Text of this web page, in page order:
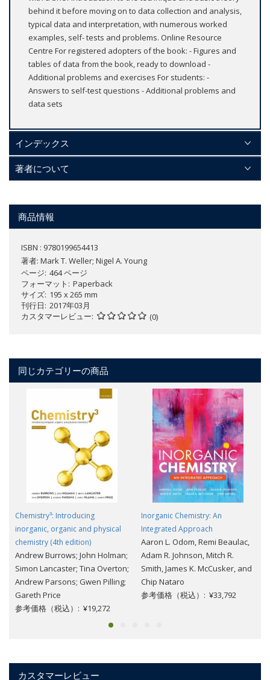
behind it before moving on to data collection and analysis,
typical data and interpretation, with numerous worked
examples, self- tests and problems. Online Resource
Centre For registered adopters of the book: - Figures and
tables of data from the book, ready to download -
Additional problems and exercises For students: -
Answers to self-test questions - Additional problems and
data sets
インデックス
著者について
商品情報
ISBN : 9780199654413
著者: Mark T. Weller; Nigel A. Young
ページ 464 ページ
フォーマット
Paperback
サイズ 195 x 265 mm
刊行日 2017年03月
カスタマーレビュー
(0)
同じカテゴリーの商品
Chemistry³: Introducing
inorganic, organic and physical
chemistry (4th edition)
Andrew Burrows; John Holman;
Simon Lancaster; Tina Overton;
Andrew Parsons; Gwen Pilling;
Gareth Price
参考価格（税込）: ¥19,272
Inorganic Chemistry: An
Integrated Approach
Aaron L. Odom, Remi Beaulac,
Adam R. Johnson, Mitch R.
Smith, James K. McCusker, and
Chip Nataro
参考価格（税込）: ¥33,792
カスタマーレビュー